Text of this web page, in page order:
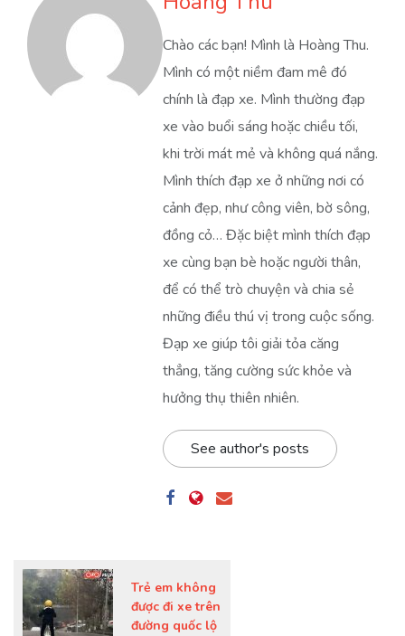
Chào các bạn! Mình là Hoàng Thu.
Mình có một niềm đam mê đó
chính là đạp xe. Mình thường đạp
xe vào buổi sáng hoặc chiều tối,
khi trời mát mẻ và không quá nắng.
Mình thích đạp xe ở những nơi có
cảnh đẹp, như công viên, bờ sông,
đồng cỏ… Đặc biệt mình thích đạp
xe cùng bạn bè hoặc người thân,
để có thể trò chuyện và chia sẻ
những điều thú vị trong cuộc sống.
Đạp xe giúp tôi giải tỏa căng
thẳng, tăng cường sức khỏe và
hưởng thụ thiên nhiên.
See author's posts
Trẻ em không
được đi xe trên
đường quốc lộ